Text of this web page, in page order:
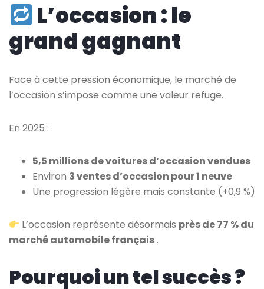
L’occasion : le
grand gagnant
Face à cette pression économique, le marché de
l’occasion s’impose comme une valeur refuge.
En 2025 :
5,5 millions de voitures d’occasion vendues
Environ 3 ventes d’occasion pour 1 neuve
Une progression légère mais constante (+0,9 %)
L’occasion représente désormais près de 77 % du
marché automobile français .
Pourquoi un tel succès ?